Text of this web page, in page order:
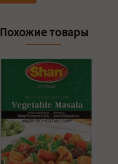
Похожие товары